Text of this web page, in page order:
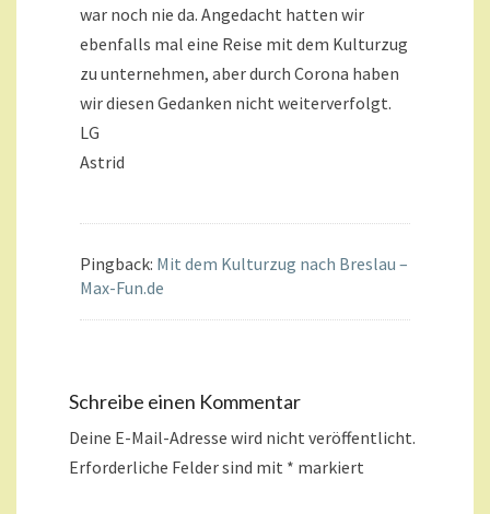
war noch nie da. Angedacht hatten wir
ebenfalls mal eine Reise mit dem Kulturzug
zu unternehmen, aber durch Corona haben
wir diesen Gedanken nicht weiterverfolgt.
LG
Astrid
Pingback: Mit dem Kulturzug nach Breslau –
Max-Fun.de
Schreibe einen Kommentar
Deine E-Mail-Adresse wird nicht veröffentlicht.
Erforderliche Felder sind mit * markiert